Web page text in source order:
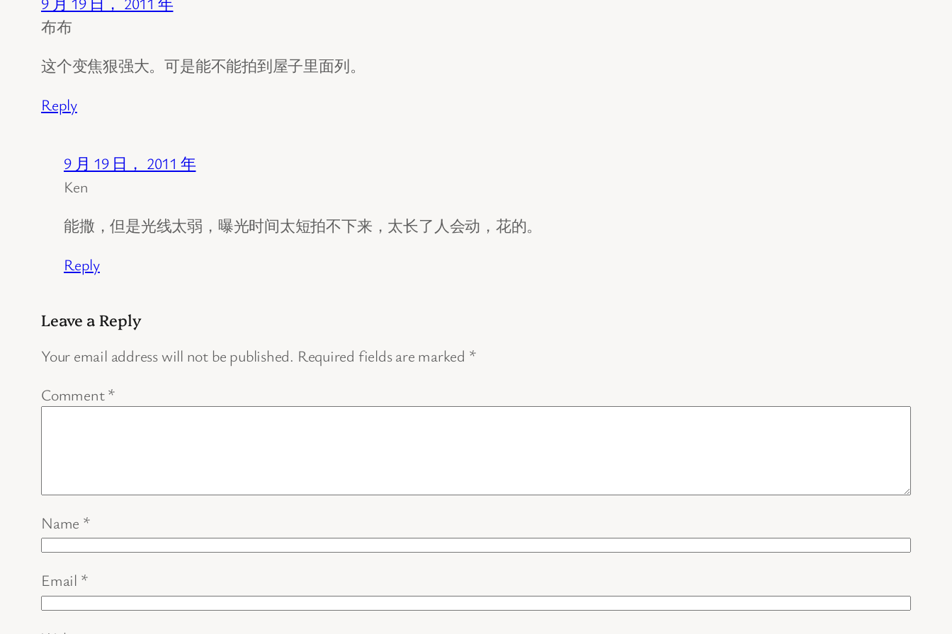
布布
这个变焦狠强大。可是能不能拍到屋子里面列。
Reply
9 月 19 日， 2011 年
Ken
能撒，但是光线太弱，曝光时间太短拍不下来，太长了人会动，花的。
Reply
Leave a Reply
Your email address will not be published. Required fields are marked *
Comment*
Name *
Email *